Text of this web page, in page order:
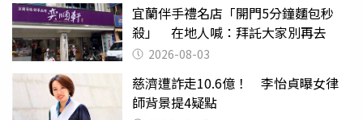
宜蘭伴手禮名店「開門5分鐘麵包秒
殺」 在地人喊：拜託大家別再去
2026-08-03
慈濟遭詐走10.6億！ 李怡貞曝女律
師背景提4疑點